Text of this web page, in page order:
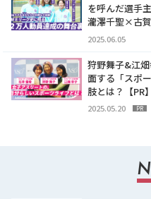
を呼んだ選手
瀧澤千聖×古賀
2025.06.05
狩野舞子&江
面する「スポ
肢とは？【PR】
2025.05.20 PR